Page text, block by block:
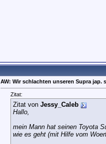
AW: Wir schlachten unseren Supra jap.
Zitat:
Zitat von Jessy_Caleb
Hallo,
mein Mann hat seinen Toyota
wie es geht (mit Hilfe vom